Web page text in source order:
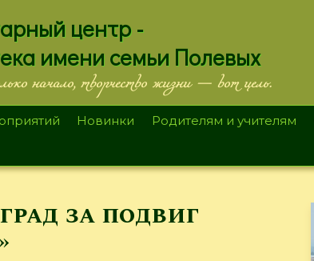
центр -
имени семьи Полевых
начало, творчество жизни — вот цель.
Новинки Родителям и учителям
за подвиг